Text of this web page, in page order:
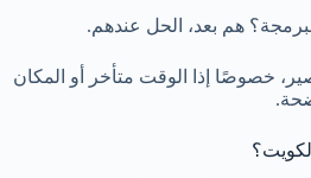
هم بعد، الحل عندهم.
خصوصًا إذا الوقت متأخر أو المكان